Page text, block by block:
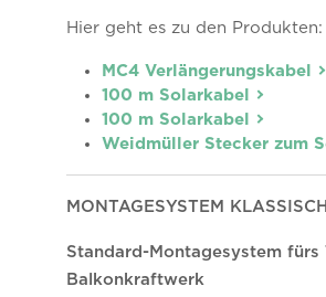
Hier geht es zu den Produkten:
MC4 Verlängerungskabel
100 m Solarkabel
100 m Solarkabel
Weidmüller Stecker zum
MONTAGESYSTEM KLASSISCH
Standard-Montagesystem
Balkonkraftwerk